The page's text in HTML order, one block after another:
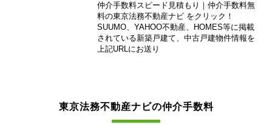
仲介手数料スピード見積もり｜仲介手数料無
料の東京法務不動産ナビ をクリック！
SUUMO、YAHOO不動産、HOMES等に掲載
されている新築戸建て、中古戸建物件情報を
上記URLにお送り
東京法務不動産ナビの仲介手数料